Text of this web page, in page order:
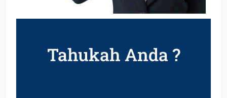
Tahukah Anda ?